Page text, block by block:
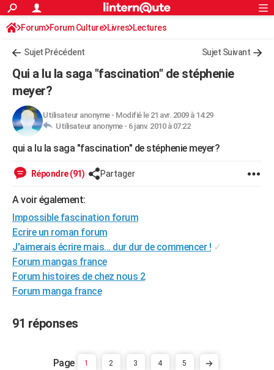
ACTUALITÉS
Politique
Société
Faits Divers
Education
Monde
Villes
+
Programme TV
Streaming
Sorties cinéma
FINANCE
Retraite
Impôts
Epargne
Immobilier
Risques naturels par ville
Banque
Assurance
Crédit
AUTO
Essais
Réserver un essai
Citadines
Berlines
SUV
Forum auto
HIGH-TECH
Guides de France
Escapades
Patrimoine
Expositions
Musées
Week-end nature
+LIFESTYLE
Art de vivre
Bien-être
Loisirs
Mode
Modes de vie
SANTE
Alimentation
Guide de la santé
Maladies
Médicaments
Sommeil
VOYAGE
Destinations
City break
Voyage nature
Voyage de noces
Forum
Climat
+PHOTO
CARTE DE VOEUX
S'inscrire
Connexion
Forum Forum Culture Livres Lectures
Sujet Précédent Sujet Suivant
Qui a lu la saga "fascination" de stéphenie
meyer?
Utilisateur anonyme- Modifié le 21 avr. 2009 à 14:29
Utilisateur anonyme - 6 janv. 2010 à 07:22
qui a lu la saga "fascination" de stéphenie meyer?
Répondre (91) Partager
A voir également:
Impossible fascination forum
Ecrire un roman forum
J'aimerais écrire mais... dur dur de commencer ! ✓
Forum mangas france
Forum histoires de chez nous 2
Forum manga france
91 réponses
1 2 3 4 5